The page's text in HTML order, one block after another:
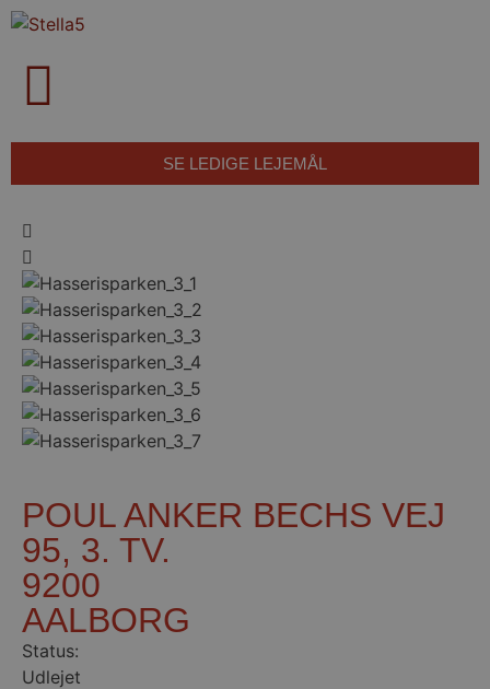
SE LEDIGE LEJEMÅL
POUL ANKER BECHS VEJ
95, 3. TV.
9200
AALBORG
Status:
Udlejet